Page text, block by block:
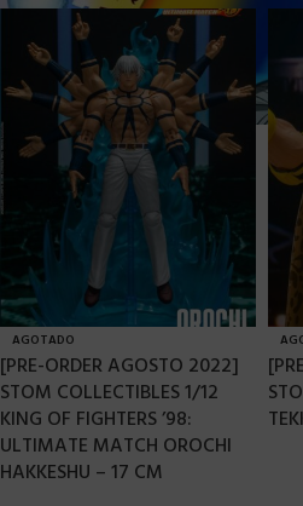
AGOTADO
[PRE-ORDER AGOSTO 2022]
STOM COLLECTIBLES 1/12
KING OF FIGHTERS ’98:
ULTIMATE MATCH OROCHI
HAKKESHU – 17 CM